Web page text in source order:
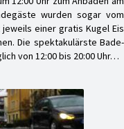
wurden sogar vom
einer gratis Kugel Eis
Die spektakulärste Bade-
von 12:00 bis 20:00 Uhr…